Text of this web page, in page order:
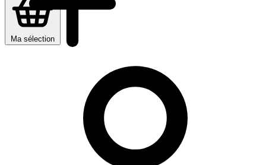
Ma sélection